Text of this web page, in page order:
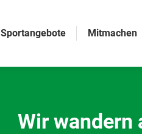
Sportangebote Mitmachen
Wir wandern